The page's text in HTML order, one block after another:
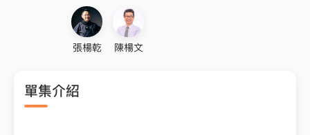
張楊乾 陳楊文
單集介紹